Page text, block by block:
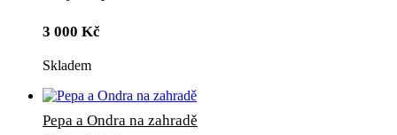
3 000 Kč
Skladem
Pepa a Ondra na zahradě